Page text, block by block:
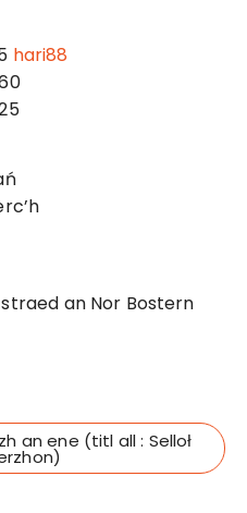
hari88
an Nor Bostern
an ene (titl all : Selloł